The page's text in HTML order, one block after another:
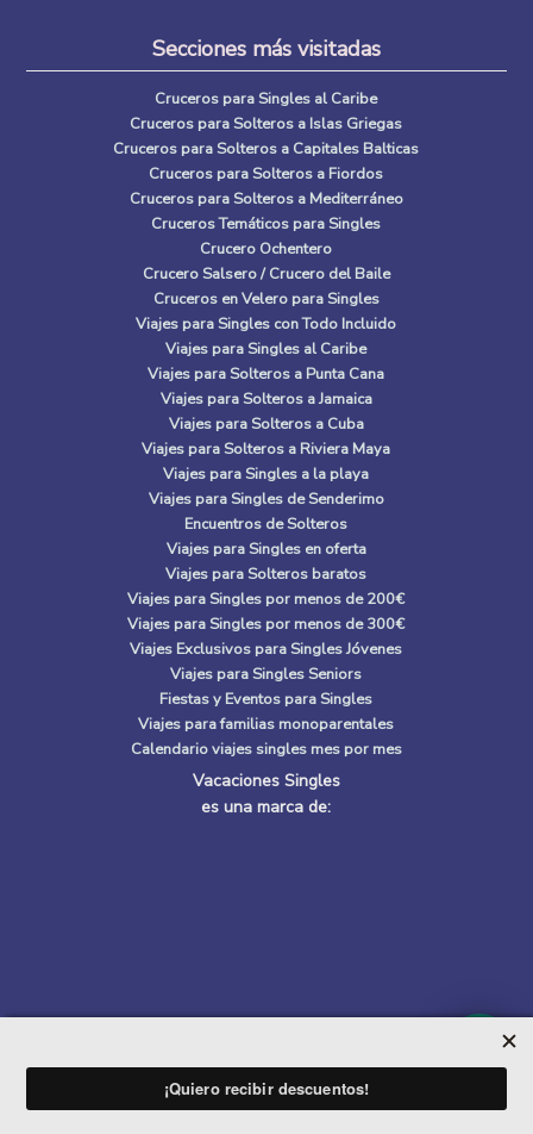
VER RANGO EDADES DE APUNTADOS
Secciones más visitadas
Cruceros para Singles al Caribe
Cruceros para Solteros a Islas Griegas
Cruceros para Solteros a Capitales Balticas
Cruceros para Solteros a Fiordos
Cruceros para Solteros a Mediterráneo
Cruceros Temáticos para Singles
Crucero Ochentero
Crucero Salsero / Crucero del Baile
Cruceros en Velero para Singles
Viajes para Singles con Todo Incluido
Viajes para Singles al Caribe
Viajes para Solteros a Punta Cana
Viajes para Solteros a Jamaica
Viajes para Solteros a Cuba
Viajes para Solteros a Riviera Maya
Viajes para Singles a la playa
Viajes para Singles de Senderimo
Encuentros de Solteros
Viajes para Singles en oferta
Viajes para Solteros baratos
Viajes para Singles por menos de 200€
Viajes para Singles por menos de 300€
Viajes Exclusivos para Singles Jóvenes
Viajes para Singles Seniors
Fiestas y Eventos para Singles
Viajes para familias monoparentales
Calendario viajes singles mes por mes
Vacaciones Singles
es una marca de:
Quiénes Somos|Política de privacidad|Política de cookies